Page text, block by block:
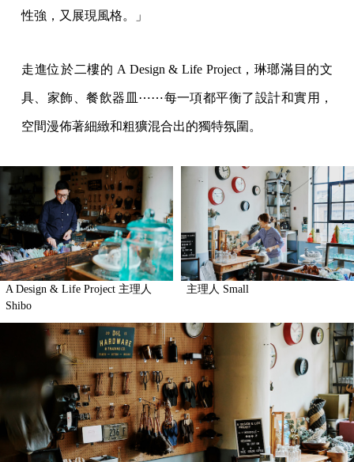
性強，又展現風格。」
走進位於二樓的 A Design & Life Project，琳瑯滿目的文
具、家飾、餐飲器皿⋯⋯每一項都平衡了設計和實用，
空間漫佈著細緻和粗獷混合出的獨特氛圍。
A Design & Life Project 主理人
Shibo
主理人 Small